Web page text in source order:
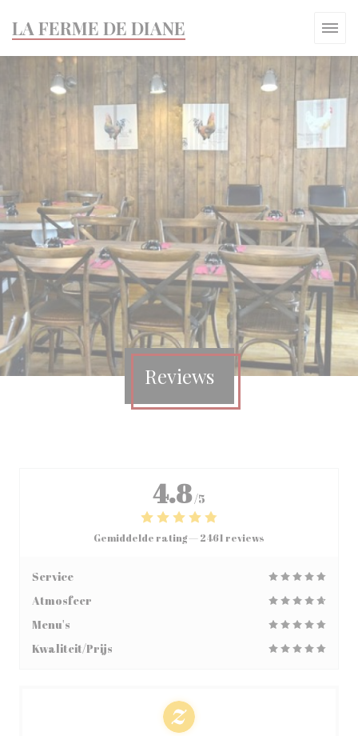
LA FERME DE DIANE
Reviews
4.8/5
Gemiddelde rating —2461 reviews
Service
Atmosfeer
Menu's
Kwaliteit/Prijs